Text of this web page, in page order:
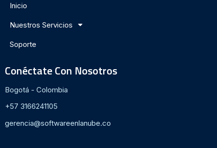
Inicio
Nuestros Servicios
Soporte
Conéctate Con Nosotros
Bogotá - Colombia
+57 3166241105
gerencia@softwareenlanube.co